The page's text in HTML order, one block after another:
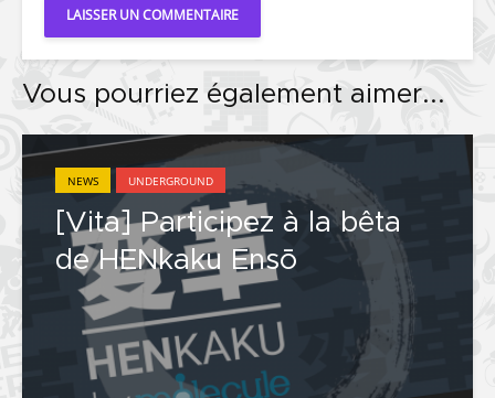
Vous pourriez également aimer...
NEWS UNDERGROUND
[Vita] Participez à la bêta
de HENkaku Ensō